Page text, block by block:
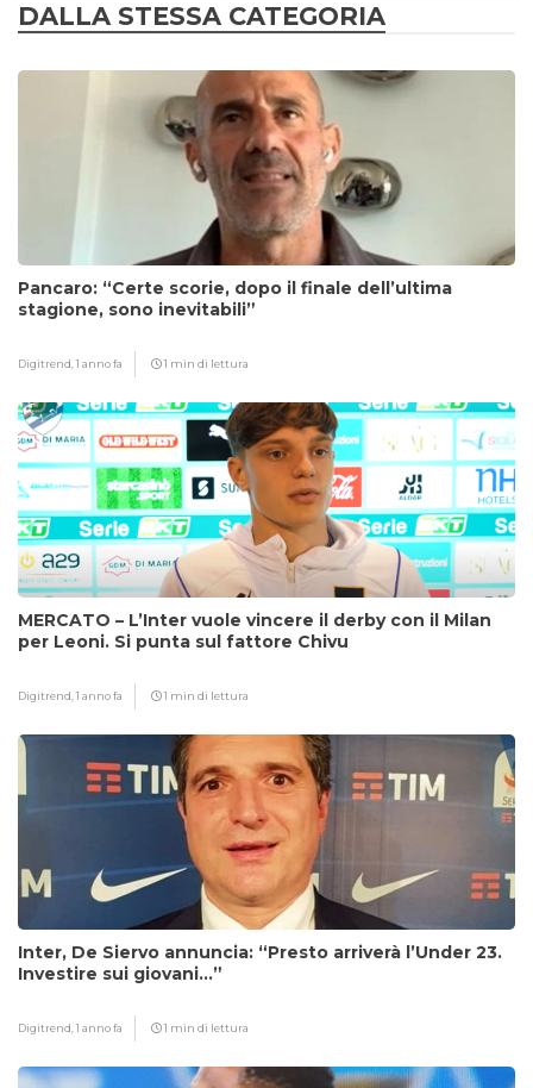
DALLA STESSA CATEGORIA
Pancaro: “Certe scorie, dopo il finale dell’ultima
stagione, sono inevitabili”
Digitrend,1 anno fa 1 min di lettura
MERCATO – L’Inter vuole vincere il derby con il Milan
per Leoni. Si punta sul fattore Chivu
Digitrend,1 anno fa 1 min di lettura
Inter, De Siervo annuncia: “Presto arriverà l’Under 23.
Investire sui giovani…”
Digitrend,1 anno fa 1 min di lettura